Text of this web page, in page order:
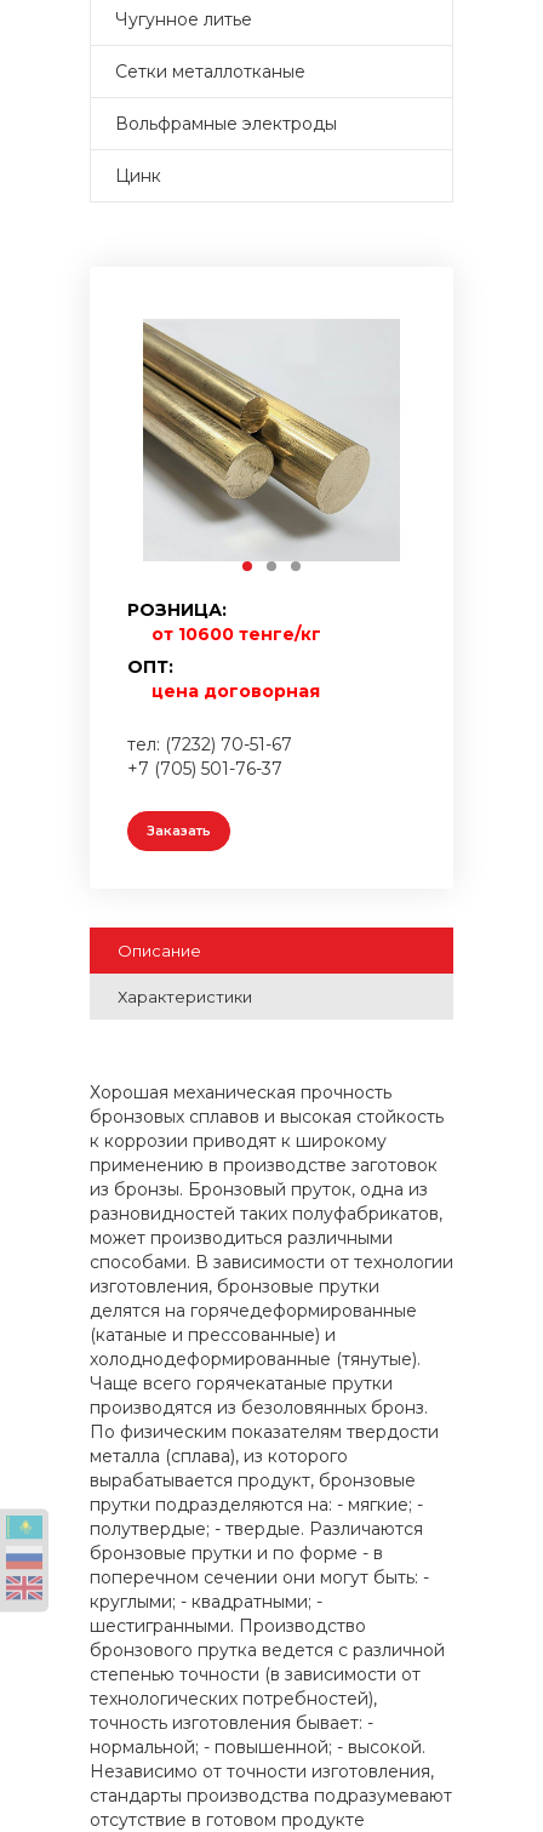
Чугунное литье
Сетки металлотканые
Вольфрамные электроды
Цинк
РОЗНИЦА:
от 10600 тенге/кг
ОПТ:
цена договорная
тел: (7232) 70-51-67
+7 (705) 501-76-37
Заказать
Описание
Характеристики
Хорошая механическая прочность
бронзовых сплавов и высокая стойкость
к коррозии приводят к широкому
применению в производстве заготовок
из бронзы. Бронзовый пруток, одна из
разновидностей таких полуфабрикатов,
может производиться различными
способами. В зависимости от технологии
изготовления, бронзовые прутки
делятся на горячедеформированные
(катаные и прессованные) и
холоднодеформированные (тянутые).
Чаще всего горячекатаные прутки
производятся из безоловянных бронз.
По физическим показателям твердости
металла (сплава), из которого
вырабатывается продукт, бронзовые
прутки подразделяются на: - мягкие; -
полутвердые; - твердые. Различаются
бронзовые прутки и по форме - в
поперечном сечении они могут быть: -
круглыми; - квадратными; -
шестигранными. Производство
бронзового прутка ведется с различной
степенью точности (в зависимости от
технологических потребностей),
точность изготовления бывает: -
нормальной; - повышенной; - высокой.
Независимо от точности изготовления,
стандарты производства подразумевают
отсутствие в готовом продукте